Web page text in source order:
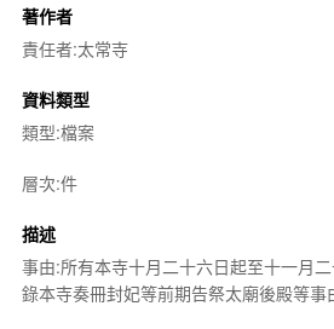
著作者
責任者:太常寺
資料類型
類型:檔案
層次:件
描述
事由:所有本寺十月二十六日起至十一月
錄本寺奏冊封妃等前期告祭太廟後殿等事